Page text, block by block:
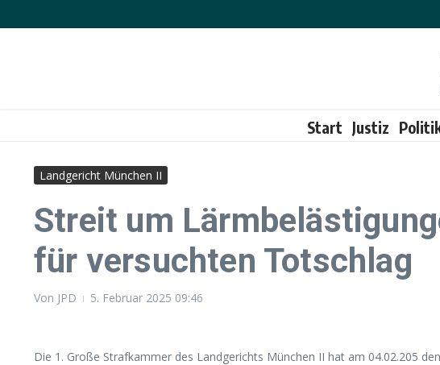
Start Justiz
Landgericht München II
Streit um
für versuchten Totschlag
Von JPD 5. Februar 2025 09:46
Die 1. Große Strafkammer des Landgerichts München II hat am 04.02.205